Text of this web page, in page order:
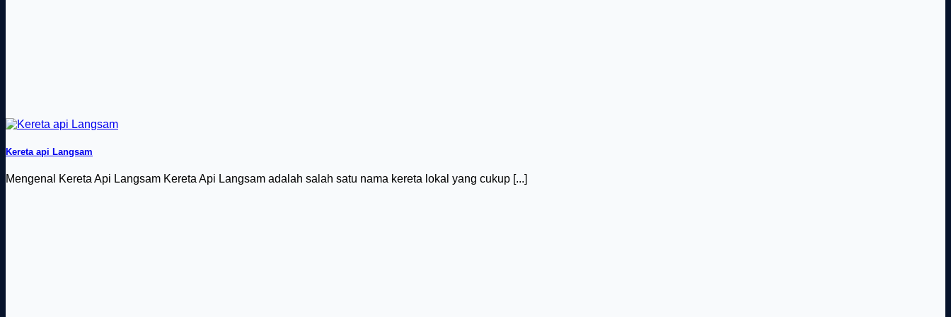
Kereta api Langsam
Mengenal Kereta Api Langsam Kereta Api Langsam adalah salah satu nama kereta lokal yang cukup [...]